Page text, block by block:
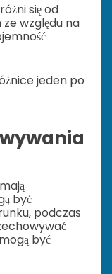
się od
względu na
jeden po
być
podczas
być